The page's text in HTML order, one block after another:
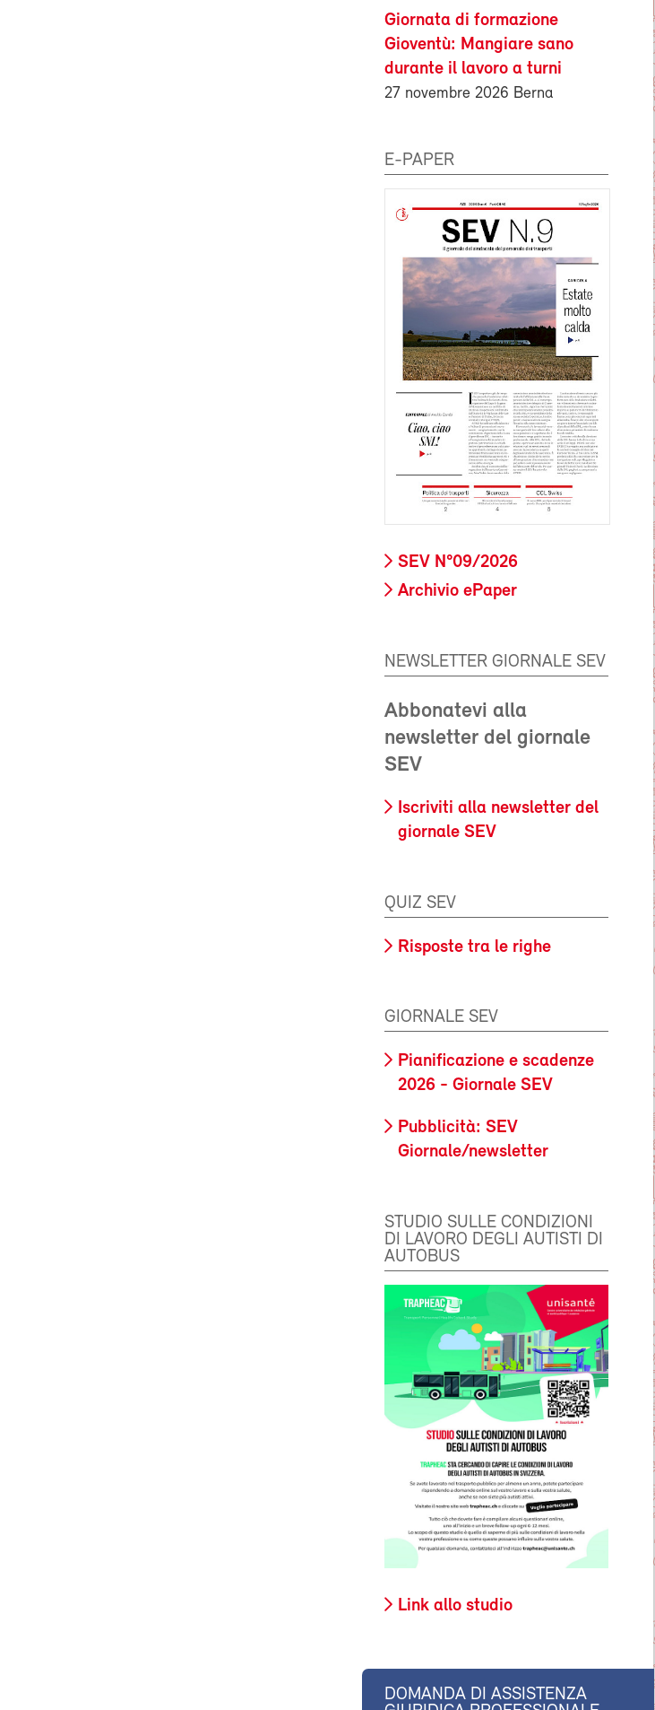
Giornata di formazione
Gioventù: Mangiare sano
durante il lavoro a turni
27 novembre 2026 Berna
E-PAPER
SEV N°09/2026
Archivio ePaper
NEWSLETTER GIORNALE SEV
Abbonatevi alla
newsletter del giornale
SEV
Iscriviti alla newsletter del
giornale SEV
QUIZ SEV
Risposte tra le righe
GIORNALE SEV
Pianificazione e scadenze
2026 - Giornale SEV
Pubblicità: SEV
Giornale/newsletter
STUDIO SULLE CONDIZIONI
DI LAVORO DEGLI AUTISTI DI
AUTOBUS
Link allo studio
DOMANDA DI ASSISTENZA